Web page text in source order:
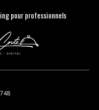
pour professionnels